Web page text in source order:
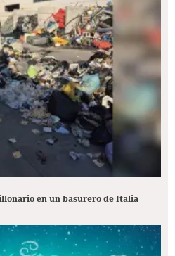
en un basurero de Italia